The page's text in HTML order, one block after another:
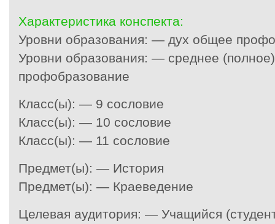
Характеристика конспекта:
Уровни образования: — дух общее
Уровни образования: — среднее
профобразование
Класс(ы): — 9 сословие
Класс(ы): — 10 сословие
Класс(ы): — 11 сословие
Предмет(ы): — История
Предмет(ы): — Краеведение
Целевая аудитория: — Учащийся